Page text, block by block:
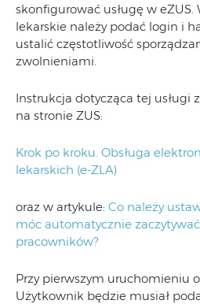
skonfigurować usługę w eZUS.
lekarskie należy podać login i
ustalić częstotliwość
zwolnieniami.
Instrukcja dotycząca tej usługi
na stronie ZUS:
Krok po kroku. Obsługa
lekarskich (e-ZLA)
oraz w artykule: Co należy
móc automatycznie
pracowników?
Przy pierwszym uruchomieniu
Użytkownik będzie musiał